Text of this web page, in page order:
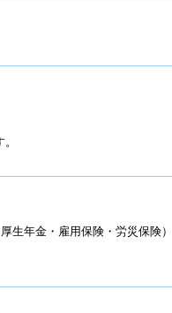
生年金・雇用保険・労災保険）